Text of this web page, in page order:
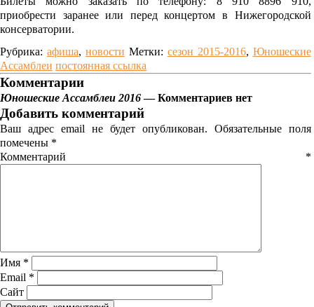
приобрести заранее или перед концертом в Нижегородской
консерватории.
Рубрика: афиша, новости Метки: сезон 2015-2016, Юношеские
Ассамблеи постоянная ссылка
Комментарии
Юношеские Ассамблеи 2016— Комментариев нет
Добавить комментарий
Ваш адрес email не будет опубликован.
Обязательные поля
помечены *
Комментарий *
Имя *
Email *
Сайт